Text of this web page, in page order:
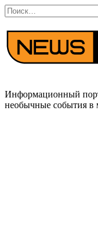
Перейти
к
содержанию
Search
for:
Информационный
необычные события в